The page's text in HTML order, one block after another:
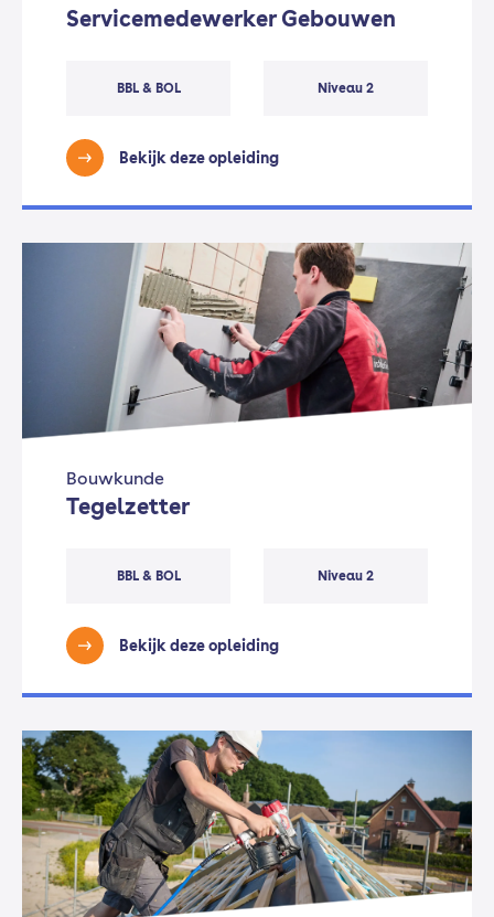
Servicemedewerker Gebouwen
BBL & BOL Niveau 2
Bekijk deze opleiding
Bouwkunde
Tegelzetter
BBL & BOL Niveau 2
Bekijk deze opleiding